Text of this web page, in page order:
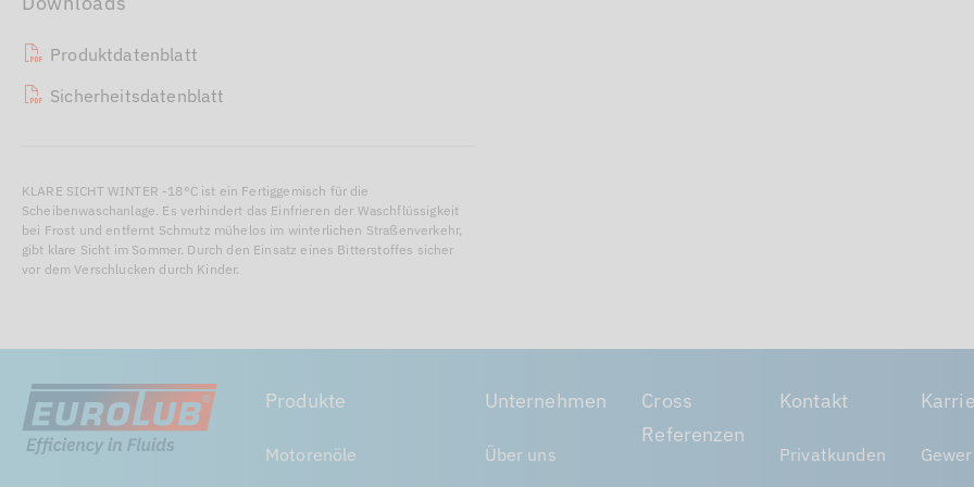
Produktdatenblatt
Sicherheitsdatenblatt
KLARE SICHT WINTER -18°C ist ein Fertiggemisch für die
Scheibenwaschanlage. Es verhindert das Einfrieren der Waschflüssigkeit
bei Frost und entfernt Schmutz mühelos im winterlichen Straßenverkehr,
gibt klare Sicht im Sommer. Durch den Einsatz eines Bitterstoffes sicher
vor dem Verschlucken durch Kinder.
Produkte
Motorenöle
Unternehmen
Über uns
Cross
Referenzen
Kontakt
Privatkunden